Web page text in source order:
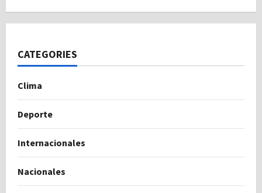
CATEGORIES
Clima
Deporte
Internacionales
Nacionales